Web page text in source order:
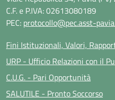
C.F. e P.IVA: 02613080189
PEC: protocollo@pec.asst-
Fini Istituzionali, Valori,
URP - Ufficio Relazioni con il
C.U.G. - Pari Opportunità
SALUTILE - Pronto Soccorso